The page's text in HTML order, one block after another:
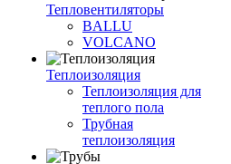
Тепловентиляторы
BALLU
VOLCANO
Теплоизоляция
Теплоизоляция для
теплого пола
Трубная
теплоизоляция